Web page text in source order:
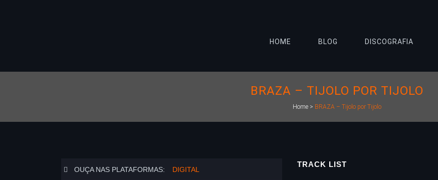
HOME BLOG DISCOGRAFIA
BRAZA – TIJOLO POR TIJOLO
Home> BRAZA – Tijolo por Tijolo
OUÇA NAS PLATAFORMAS: DIGITAL
TRACK LIST